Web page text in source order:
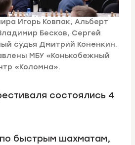
Игорь Ковпак, Альберт
Бесков, Сергей
судья Дмитрий Коненкин.
МБУ «Конькобежный
«Коломна».
состоялись 4
по быстрым шахматам,